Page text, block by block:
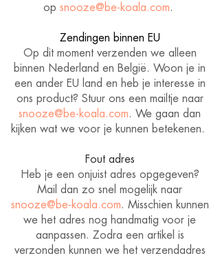
op snooze@be-koala.com.
Zendingen binnen EU
Op dit moment verzenden we alleen
binnen Nederland en België. Woon je in
een ander EU land en heb je interesse in
ons product? Stuur ons een mailtje naar
snooze@be-koala.com. We gaan dan
kijken wat we voor je kunnen betekenen.
Fout adres
Heb je een onjuist adres opgegeven?
Mail dan zo snel mogelijk naar
snooze@be-koala.com. Misschien kunnen
we het adres nog handmatig voor je
aanpassen. Zodra een artikel is
verzonden kunnen we het verzendadres